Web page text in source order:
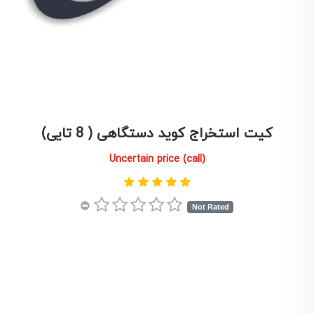
کیت استخراج كويد دستگاهی ( 8 تايی)
Uncertain price (call)
Not Rated